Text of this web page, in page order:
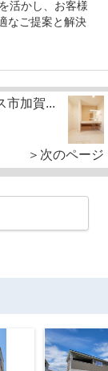
活かし、お客様
なご提案と解決
市加賀...
＞次のページ